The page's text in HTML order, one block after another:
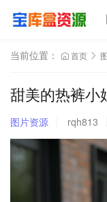
当前位置： 首页
甜美的热裤小
图片资源 rqh813